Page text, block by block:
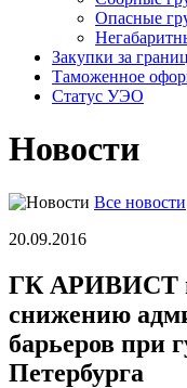
Опасные
Закупки за
Таможенное
Статус УЭО
Новости
Все новости
20.09.2016
ГК АРИВИСТ
снижению
барьеров при
Петербурга